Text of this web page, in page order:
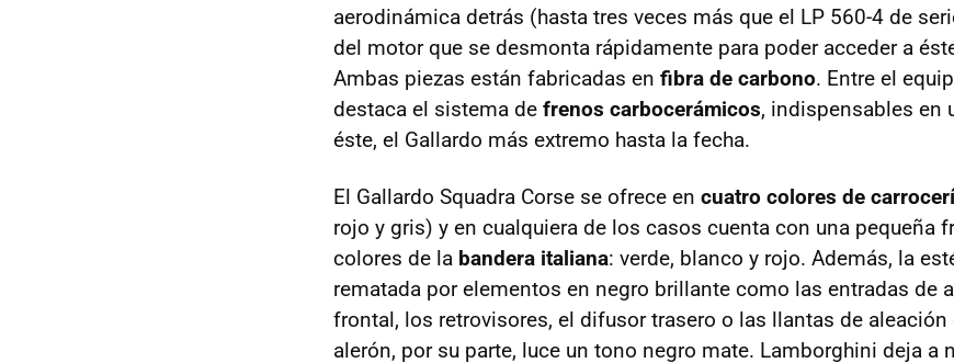
aerodinámica detrás (hasta tres veces más que el LP 560-4 de
del motor que se desmonta rápidamente para poder acceder a
Ambas piezas están fabricadas en fibra de carbono. Entre el
destaca el sistema de frenos carbocerámicos, indispensables en
éste, el Gallardo más extremo hasta la fecha.
El Gallardo Squadra Corse se ofrece en cuatro colores de
rojo y gris) y en cualquiera de los casos cuenta con una pequeña
colores de la bandera italiana: verde, blanco y rojo. Además, la
rematada por elementos en negro brillante como las entradas de
frontal, los retrovisores, el difusor trasero o las llantas de aleación
alerón, por su parte, luce un tono negro mate. Lamborghini deja a